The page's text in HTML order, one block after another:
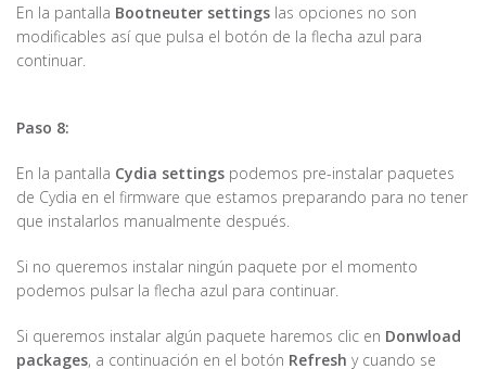
En la pantalla Bootneuter settings las opciones no son
modificables así que pulsa el botón de la flecha azul para
continuar.
Paso 8:
En la pantalla Cydia settings podemos pre-instalar paquetes
de Cydia en el firmware que estamos preparando para no tener
que instalarlos manualmente después.
Si no queremos instalar ningún paquete por el momento
podemos pulsar la flecha azul para continuar.
Si queremos instalar algún paquete haremos clic en Donwload
packages, a continuación en el botón Refresh y cuando se